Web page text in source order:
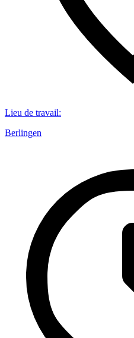
Lieu de travail:
Berlingen